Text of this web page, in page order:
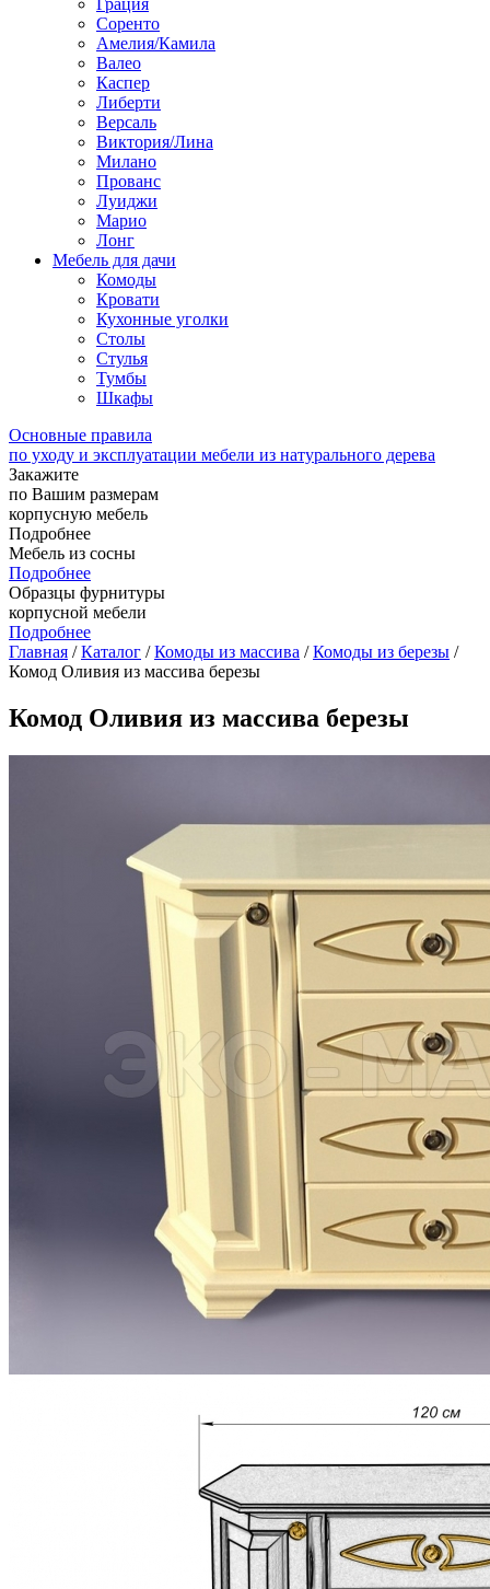
Грация
Соренто
Амелия/Камила
Валео
Каспер
Либерти
Версаль
Виктория/Лина
Милано
Прованс
Луиджи
Марио
Лонг
Мебель для дачи
Комоды
Кровати
Кухонные уголки
Столы
Стулья
Тумбы
Шкафы
Основные правила
по уходу и эксплуатации мебели из натурального дерева
Закажите
по Вашим размерам
корпусную мебель
Подробнее
Мебель из сосны
Подробнее
Образцы фурнитуры
корпусной мебели
Подробнее
Главная /Каталог /Комоды из массива /Комоды из березы /
Комод Оливия из массива березы
Комод Оливия из массива березы